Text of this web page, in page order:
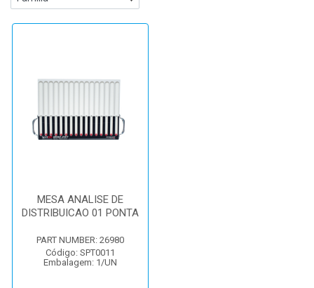
MESA ANALISE DE
DISTRIBUICAO 01 PONTA
PART NUMBER: 26980
Código: SPT0011
Embalagem: 1/UN